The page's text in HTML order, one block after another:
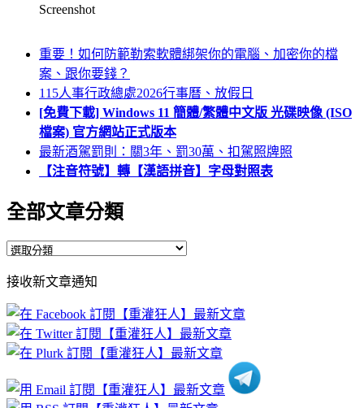
Screenshot
重要！如何防範勒索軟體綁架你的電腦、加密你的檔
案、跟你要錢？
115人事行政總處2026行事曆、放假日
[免費下載] Windows 11 簡體/繁體中文版 光碟映像 (ISO
檔案) 官方網站正式版本
最新酒駕罰則：關3年、罰30萬、扣駕照牌照
【注音符號】轉【漢語拼音】字母對照表
全部文章分類
全
文
章
分
類
接收新文章通知